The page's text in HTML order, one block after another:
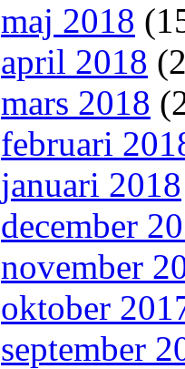
maj 2018
april 2018
mars 2018
februari
januari 2018
december
november
oktober
september